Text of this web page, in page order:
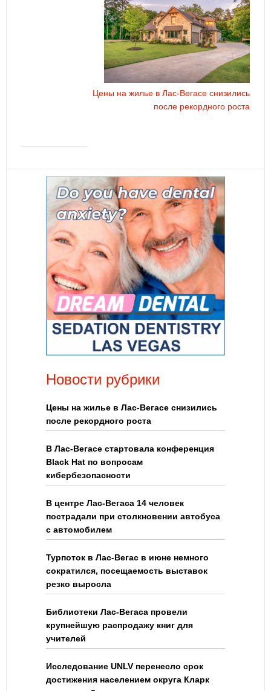
Цены на жилье в Лас-Вегасе снизились
после рекордного роста
Новости рубрики
Цены на жилье в Лас-Вегасе снизились
после рекордного роста
В Лас-Вегасе стартовала конференция
Black Hat по вопросам
кибербезопасности
В центре Лас-Вегаса 14 человек
пострадали при столкновении автобуса
с автомобилем
Турпоток в Лас-Вегас в июне немного
сократился, посещаемость выставок
резко выросла
Библиотеки Лас-Вегаса провели
крупнейшую распродажу книг для
учителей
Исследование UNLV перенесло срок
достижения населением округа Кларк